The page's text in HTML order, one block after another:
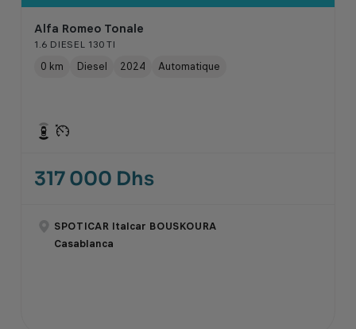
Alfa Romeo Tonale
1.6 DIESEL 130 TI
0 km Diesel 2024 Automatique
317 000 Dhs
SPOTICAR Italcar BOUSKOURA
Casablanca